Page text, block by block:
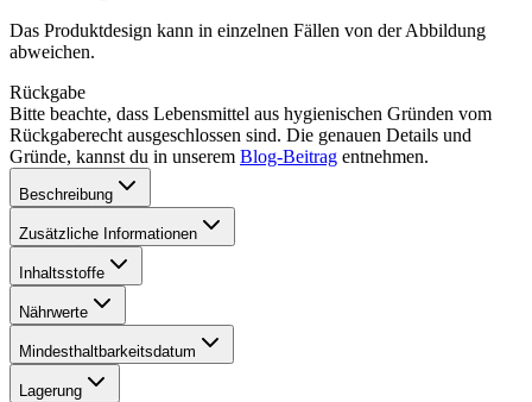
Das Produktdesign kann in einzelnen Fällen von der Abbildung
abweichen.
Rückgabe
Bitte beachte, dass Lebensmittel aus hygienischen Gründen vom
Rückgaberecht ausgeschlossen sind. Die genauen Details und
Gründe, kannst du in unserem Blog-Beitrag entnehmen.
Beschreibung
Zusätzliche Informationen
Inhaltsstoffe
Nährwerte
Mindesthaltbarkeitsdatum
Lagerung